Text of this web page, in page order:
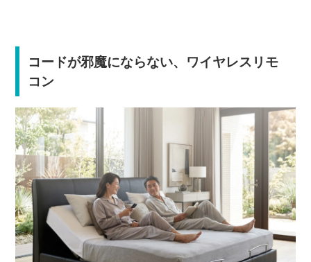
コードが邪魔にならない、ワイヤレスリモ
コン